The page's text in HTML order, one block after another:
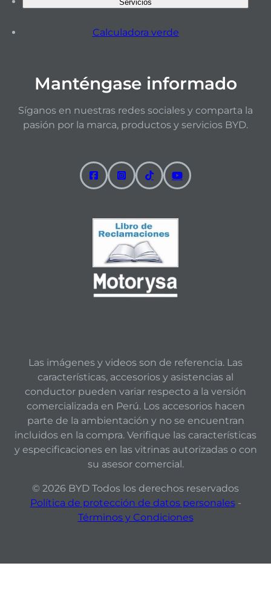
Servicios
Calculadora verde
Manténgase informado
Síganos en nuestras redes sociales y comparta la
pasión por la marca, productos y servicios BYD.
Las imágenes y videos son de referencia. Las
características, accesorios y asistencias al
conductor pueden variar respecto a la versión
comercializada en Perú. Los accesorios hacen
parte de la ambientación y no se encuentran
incluidos en la compra. Verifique las características
y especificaciones en las vitrinas autorizadas o con
su asesor comercial.
© 2026 BYD Todos los derechos reservados
Política de protección de datos personales-
Términos y Condiciones